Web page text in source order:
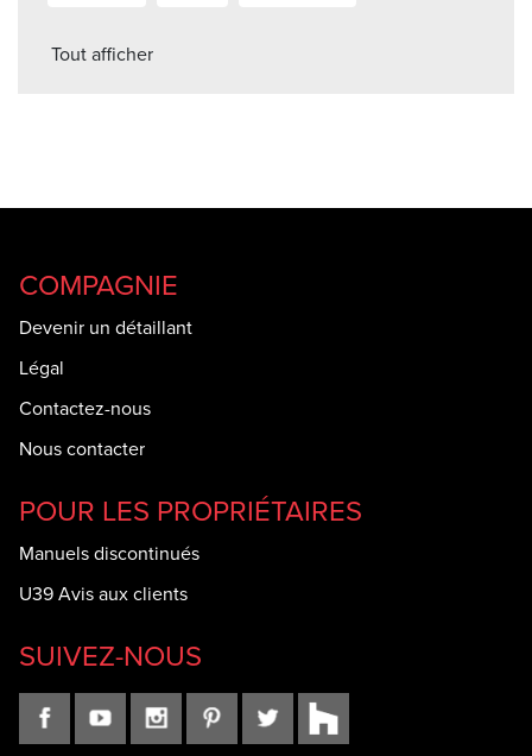
Tout afficher
COMPAGNIE
Devenir un détaillant
Légal
Contactez-nous
Nous contacter
POUR LES PROPRIÉTAIRES
Manuels discontinués
U39 Avis aux clients
SUIVEZ-NOUS